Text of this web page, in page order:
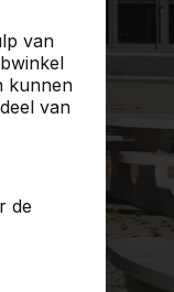
van
kunnen
van
de